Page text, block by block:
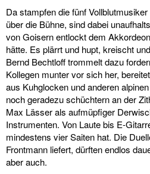
Da stampfen die fünf
über die Bühne, sind dabei
von Goisern entlockt dem
hätte. Es plärrt und hupt, kreischt
Bernd Bechtloff trommelt dazu
Kollegen munter vor sich her,
aus Kuhglocken und anderen
noch geradezu schüchtern an der
Max Lässer als aufmüpfiger
Instrumenten. Von Laute bis E-
mindestens vier Saiten hat. Die
Frontmann liefert, dürften endlos
aber auch.